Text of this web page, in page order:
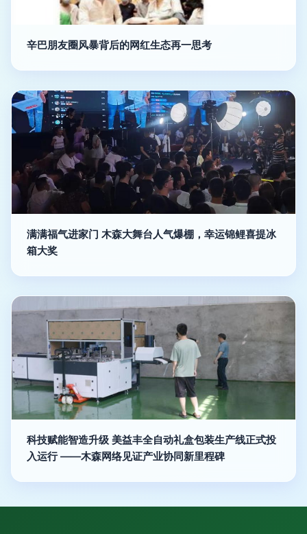
辛巴朋友圈风暴背后的网红生态再一思考
满满福气进家门 木森大舞台人气爆棚，幸运锦鲤喜提冰
箱大奖
科技赋能智造升级 美益丰全自动礼盒包装生产线正式投
入运行 ——木森网络见证产业协同新里程碑